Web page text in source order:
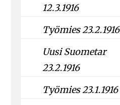
12.3.1916
Työmies 23.2.1916
Uusi Suometar
23.2.1916
Työmies 23.1.1916